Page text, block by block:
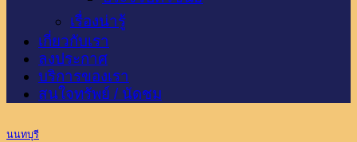
เรื่องน่ารู้
เกี่ยวกับเรา
ลงประกาศ
บริการของเรา
สนใจทรัพย์ / นัดชม
นนทบุรี